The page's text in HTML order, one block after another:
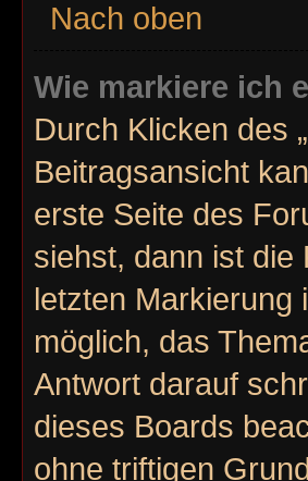
Nach oben
Wie markiere ich
Durch Klicken des
Beitragsansicht
erste Seite des
siehst, dann ist die
letzten Markierung
möglich, das
Antwort darauf
dieses Boards
ohne triftigen